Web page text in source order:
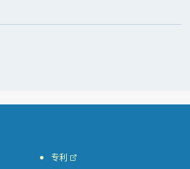
专利